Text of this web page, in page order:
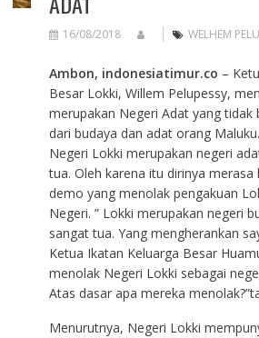
16/08/2018 WELHEM
Ambon, indonesiatimur.co –
Besar Lokki, Willem Pelupessy,
merupakan Negeri Adat yang tidak
dari budaya dan adat orang Maluku.
Negeri Lokki merupakan negeri
tua. Oleh karena itu dirinya merasa
demo yang menolak pengakuan
Negeri. ” Lokki merupakan negeri
sangat tua. Yang mengherankan
Ketua Ikatan Keluarga Besar
menolak Negeri Lokki sebagai
Atas dasar apa mereka
Menurutnya, Negeri Lokki